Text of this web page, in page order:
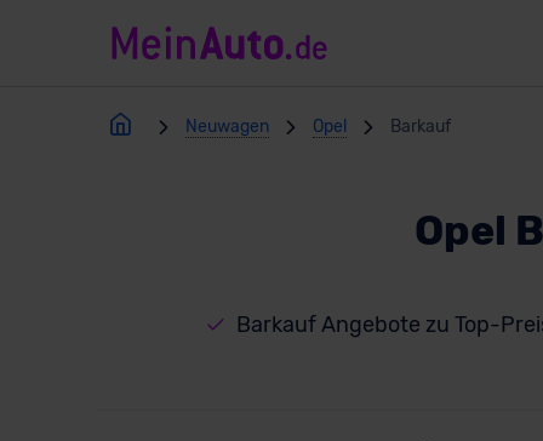
Neuwagen Opel Barkauf
Opel
Barkauf Angebote zu Top-